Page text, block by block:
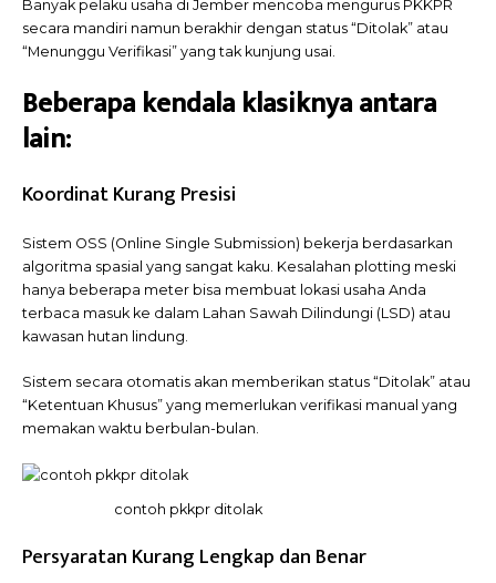
Banyak pelaku usaha di Jember mencoba mengurus PKKPR
secara mandiri namun berakhir dengan status “Ditolak” atau
“Menunggu Verifikasi” yang tak kunjung usai.
Beberapa kendala klasiknya antara
lain:
Koordinat Kurang Presisi
Sistem OSS (Online Single Submission) bekerja berdasarkan
algoritma spasial yang sangat kaku. Kesalahan plotting meski
hanya beberapa meter bisa membuat lokasi usaha Anda
terbaca masuk ke dalam Lahan Sawah Dilindungi (LSD) atau
kawasan hutan lindung.
Sistem secara otomatis akan memberikan status “Ditolak” atau
“Ketentuan Khusus” yang memerlukan verifikasi manual yang
memakan waktu berbulan-bulan.
contoh pkkpr ditolak
Persyaratan Kurang Lengkap dan Benar